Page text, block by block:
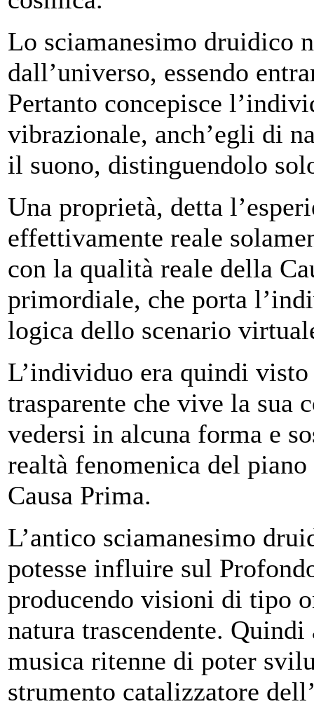
Lo sciamanesimo druidico
dall’universo, essendo
Pertanto concepisce
vibrazionale, anch’egli di
il suono, distinguendolo
Una proprietà, detta
effettivamente reale
con la qualità reale della
primordiale, che porta
logica dello scenario
L’individuo era quindi
trasparente che vive la sua
vedersi in alcuna forma e
realtà fenomenica del
Causa Prima.
L’antico sciamanesimo
potesse influire sul
producendo visioni di tipo
natura trascendente.
musica ritenne di poter
strumento catalizzatore